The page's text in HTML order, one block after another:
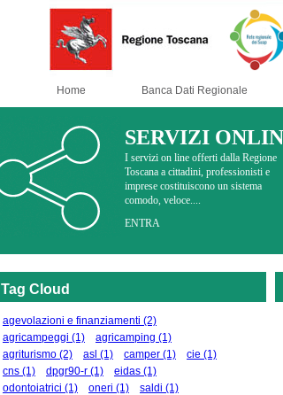
Home Banca Dati Regionale
SERVIZI
I servizi on line offerti dalla Regione
Toscana a cittadini, professionisti e
imprese costituiscono un sistema
comodo, veloce....
ENTRA
Tag Cloud
agevolazioni e finanziamenti (2)
agricampeggi (1) agricamping (1)
agriturismo (2) asl (1) camper (1) cie (1)
cns (1) dpgr90-r (1) eidas (1)
odontoiatrici (1) oneri (1) saldi (1)